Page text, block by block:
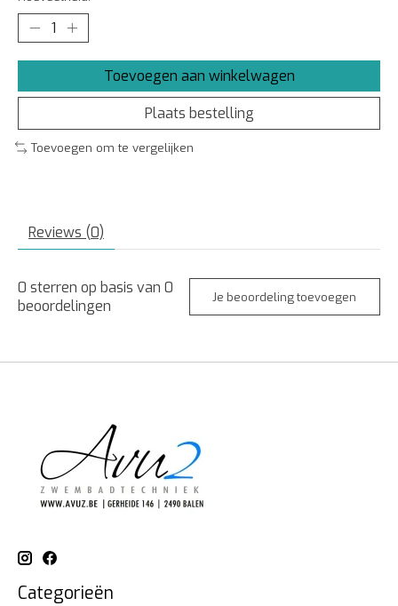
Toevoegen aan winkelwagen
Plaats bestelling
Toevoegen om te vergelijken
Reviews (0)
0 sterren op basis van 0
beoordelingen
Je beoordeling toevoegen
Categorieën